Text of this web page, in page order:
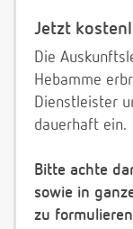
Jetzt
Die
Hebamme
Dienstleister
dauerhaft ein.
Bitte achte
sowie in
zu